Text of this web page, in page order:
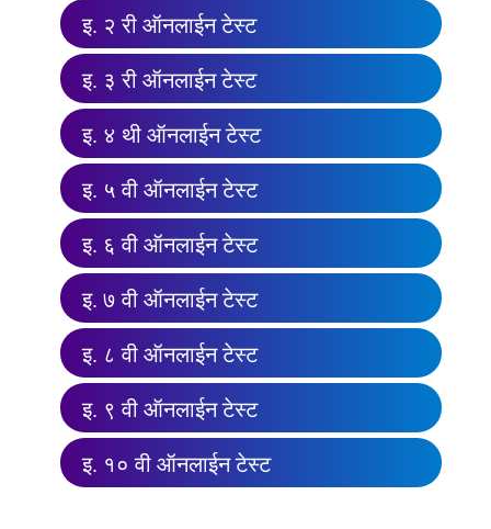
इ. २ री ऑनलाईन टेस्ट
इ. ३ री ऑनलाईन टेस्ट
इ. ४ थी ऑनलाईन टेस्ट
इ. ५ वी ऑनलाईन टेस्ट
इ. ६ वी ऑनलाईन टेस्ट
इ. ७ वी ऑनलाईन टेस्ट
इ. ८ वी ऑनलाईन टेस्ट
इ. ९ वी ऑनलाईन टेस्ट
इ. १० वी ऑनलाईन टेस्ट